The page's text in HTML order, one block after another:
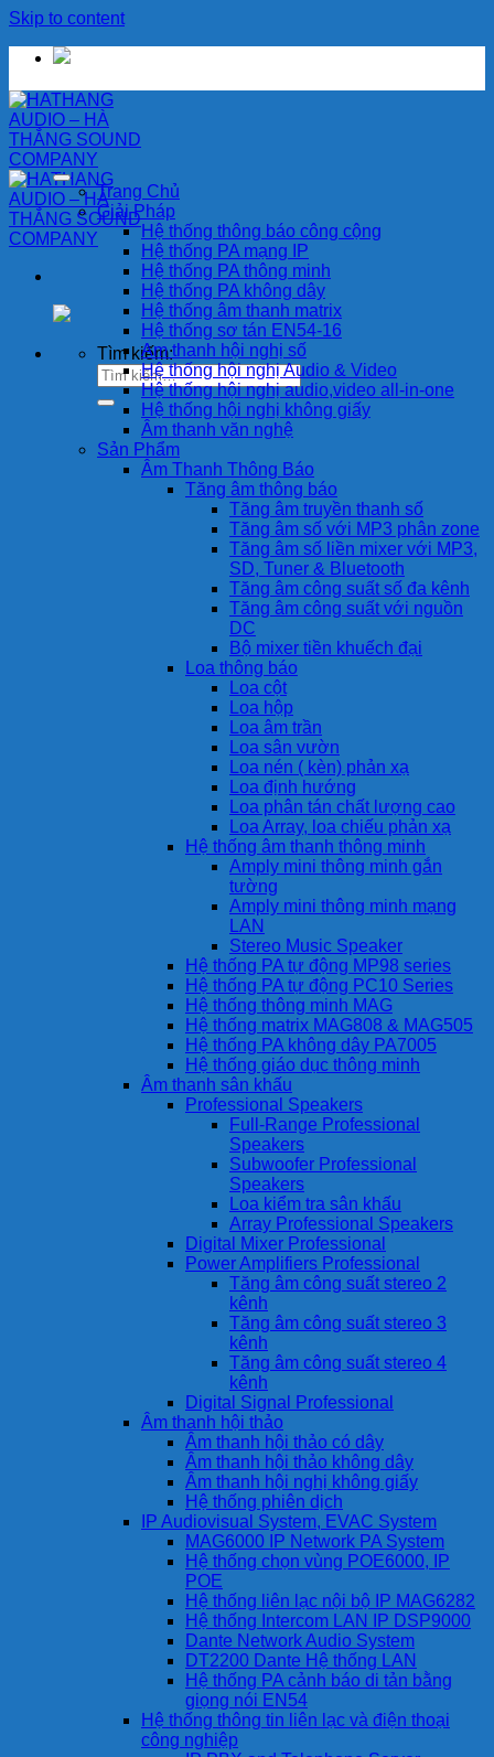
Skip to content
Tìm kiếm:
Trang Chủ
Giải Pháp
Hệ thống thông báo công cộng
Hệ thống PA mạng IP
Hệ thống PA thông minh
Hệ thống PA không dây
Hệ thống âm thanh matrix
Hệ thống sơ tán EN54-16
Am thanh hội nghị số
Hệ thống hội nghị Audio & Video
Hệ thống hội nghị audio,video all-in-one
Hệ thống hội nghị không giấy
Âm thanh văn nghệ
Sản Phẩm
Âm Thanh Thông Báo
Tăng âm thông báo
Tăng âm truyền thanh số
Tăng âm số với MP3 phân zone
Tăng âm số liền mixer với MP3,
SD, Tuner & Bluetooth
Tăng âm công suất số đa kênh
Tăng âm công suất với nguồn
DC
Bộ mixer tiền khuếch đại
Loa thông báo
Loa cột
Loa hộp
Loa âm trần
Loa sân vườn
Loa nén ( kèn) phản xạ
Loa định hướng
Loa phân tán chất lượng cao
Loa Array, loa chiếu phản xạ
Hệ thống âm thanh thông minh
Amply mini thông minh gắn
tường
Amply mini thông minh mạng
LAN
Stereo Music Speaker
Hệ thống PA tự động MP98 series
Hệ thống PA tự động PC10 Series
Hệ thống thông minh MAG
Hệ thống matrix MAG808 & MAG505
Hệ thống PA không dây PA7005
Hệ thống giáo dục thông minh
Âm thanh sân khấu
Professional Speakers
Full-Range Professional
Speakers
Subwoofer Professional
Speakers
Loa kiểm tra sân khấu
Array Professional Speakers
Digital Mixer Professional
Power Amplifiers Professional
Tăng âm công suất stereo 2
kênh
Tăng âm công suất stereo 3
kênh
Tăng âm công suất stereo 4
kênh
Digital Signal Professional
Âm thanh hội thảo
Âm thanh hội thảo có dây
Âm thanh hội thảo không dây
Âm thanh hội nghị không giấy
Hệ thống phiên dịch
IP Audiovisual System, EVAC System
MAG6000 IP Network PA System
Hệ thống chọn vùng POE6000, IP
POE
Hệ thống liên lạc nội bộ IP MAG6282
Hệ thống Intercom LAN IP DSP9000
Dante Network Audio System
DT2200 Dante Hệ thống LAN
Hệ thống PA cảnh báo di tản bằng
giọng nói EN54
Hệ thống thông tin liên lạc và điện thoại
công nghiệp